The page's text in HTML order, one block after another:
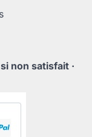
non satisfait ·